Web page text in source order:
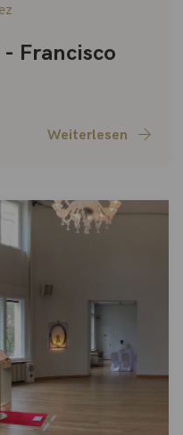
- Francisco
Weiterlesen